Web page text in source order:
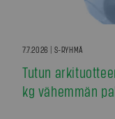
7.7.2026 | S-RYHMÄ
Tutun
kg vähemmän